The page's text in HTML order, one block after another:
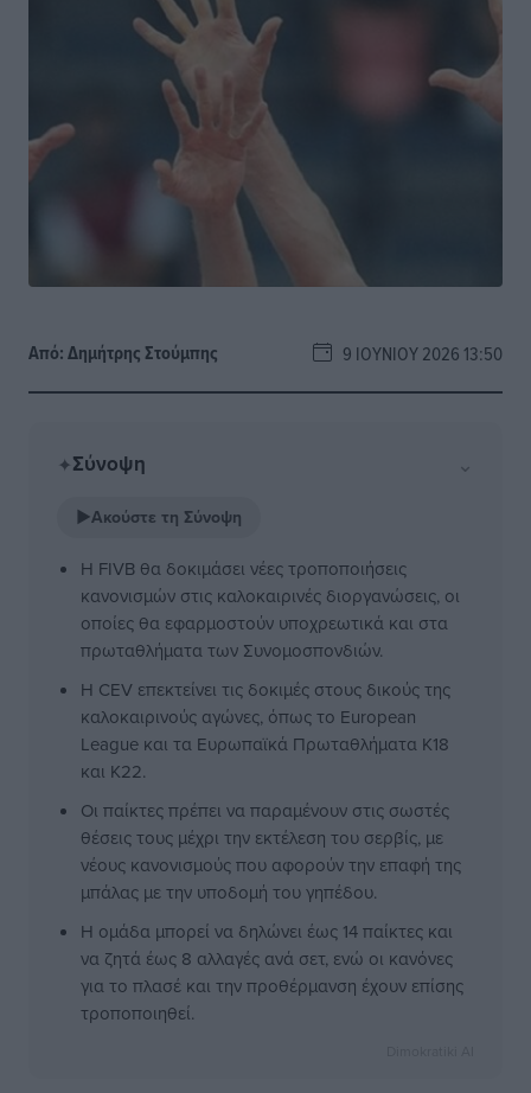
Από:Δημήτρης Στούμπης 9 ΙΟΥΝΊΟΥ 2026 13:50
✦Σύνοψη ⌄
▶Ακούστε τη Σύνοψη
Η FIVB θα δοκιμάσει νέες τροποποιήσεις
κανονισμών στις καλοκαιρινές διοργανώσεις, οι
οποίες θα εφαρμοστούν υποχρεωτικά και στα
πρωταθλήματα των Συνομοσπονδιών.
Η CEV επεκτείνει τις δοκιμές στους δικούς της
καλοκαιρινούς αγώνες, όπως το European
League και τα Ευρωπαϊκά Πρωταθλήματα Κ18
και Κ22.
Οι παίκτες πρέπει να παραμένουν στις σωστές
θέσεις τους μέχρι την εκτέλεση του σερβίς, με
νέους κανονισμούς που αφορούν την επαφή της
μπάλας με την υποδομή του γηπέδου.
Η ομάδα μπορεί να δηλώνει έως 14 παίκτες και
να ζητά έως 8 αλλαγές ανά σετ, ενώ οι κανόνες
για το πλασέ και την προθέρμανση έχουν επίσης
τροποποιηθεί.